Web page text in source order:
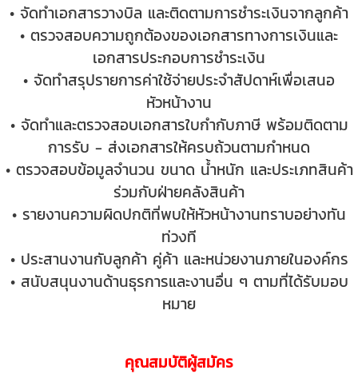
• จัดทำเอกสารวางบิล และติดตามการชำระเงินจากลูกค้า
• ตรวจสอบความถูกต้องของเอกสารทางการเงินและ
เอกสารประกอบการชำระเงิน
• จัดทำสรุปรายการค่าใช้จ่ายประจำสัปดาห์เพื่อเสนอ
หัวหน้างาน
• จัดทำและตรวจสอบเอกสารใบกำกับภาษี พร้อมติดตาม
การรับ - ส่งเอกสารให้ครบถ้วนตามกำหนด
• ตรวจสอบข้อมูลจำนวน ขนาด น้ำหนัก และประเภทสินค้า
ร่วมกับฝ่ายคลังสินค้า
• รายงานความผิดปกติที่พบให้หัวหน้างานทราบอย่างทัน
ท่วงที
• ประสานงานกับลูกค้า คู่ค้า และหน่วยงานภายในองค์กร
• สนับสนุนงานด้านธุรการและงานอื่น ๆ ตามที่ได้รับมอบ
หมาย
คุณสมบัติผู้สมัคร